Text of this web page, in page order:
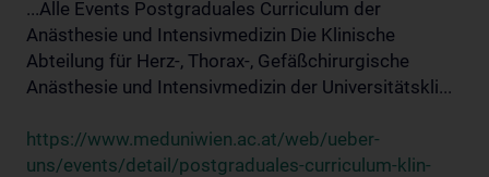
...Alle Events Postgraduales Curriculum der
Anästhesie und Intensivmedizin Die Klinische
Abteilung für Herz-, Thorax-, Gefäßchirurgische
Anästhesie und Intensivmedizin der Universitätskli...
https://www.meduniwien.ac.at/web/ueber-
uns/events/detail/postgraduales-curriculum-klin-